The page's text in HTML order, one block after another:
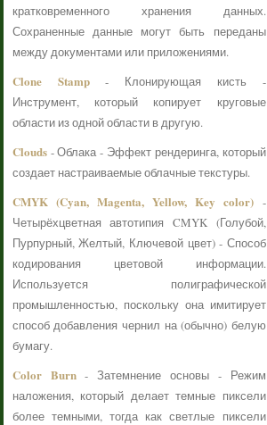
кратковременного хранения данных.
Сохраненные данные могут быть переданы
между документами или приложениями.
Clone Stamp- Клонирующая кисть -
Инструмент, который копирует круговые
области из одной области в другую.
Clouds- Облака - Эффект рендеринга, который
создает настраиваемые облачные текстуры.
CMYK (Cyan, Magenta, Yellow, Key color) -
Четырёхцветная автотипия CMYK (Голубой,
Пурпурный, Желтый, Ключевой цвет) - Способ
кодирования цветовой информации.
Используется полиграфической
промышленностью, поскольку она имитирует
способ добавления чернил на (обычно) белую
бумагу.
Color Burn- Затемнение основы - Режим
наложения, который делает темные пиксели
более темными, тогда как светлые пиксели